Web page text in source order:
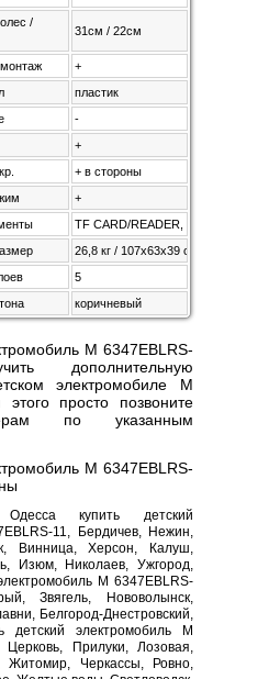
/
31см / 22см
+
пластик
-
+
+ в стороны
+
TF CARD/READER, свободный
26,8 кг / 107х63х39 см
5
коричневый
M 6347EBLRS-
дополнительную
электромобиле M
просто позвоните
по указанным
M 6347EBLRS-
купить детский
11, Бердичев, Нежин,
Винница, Херсон, Калуш,
Изюм, Николаев, Ужгород,
M 6347EBLRS-
Звягель, Нововолынск,
Белгород-Днестровский,
детский электромобиль M
Прилуки, Лозовая,
Житомир, Черкассы, Ровно,